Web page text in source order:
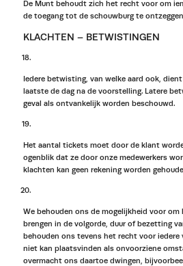
De Munt behoudt zich het recht voor om
de toegang tot de schouwburg te
KLACHTEN – BETWISTINGEN
Iedere betwisting, van welke aard ook,
laatste de dag na de voorstelling. Latere
geval als ontvankelijk worden beschouwd.
Het aantal tickets moet door de klant
ogenblik dat ze door onze medewerkers
klachten kan geen rekening worden
We behouden ons de mogelijkheid voor
brengen in de volgorde, duur of bezetting
behouden ons tevens het recht voor
niet kan plaatsvinden als onvoorziene
overmacht ons daartoe dwingen,